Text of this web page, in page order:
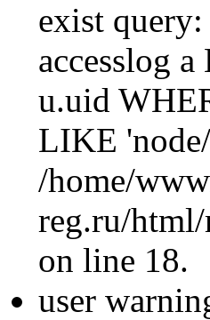
exist
accesslog
u.uid
LIKE
/home/
reg.ru/html/
on line 18.
user